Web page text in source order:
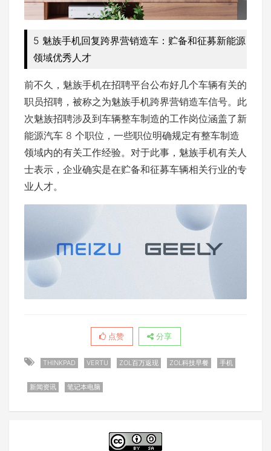
5 魅族手机回复跨界营销造车：贮备和征募新能源
领域优秀人才
前不久，魅族手机在招聘平台公布好几个车辆有关的
职员招聘，被称之为魅族手机跨界营销造车信号。此
次魅族招聘涉及到车辆整车制造的工作岗位涵盖了新
能源汽车 8 个职位，一些职位明确规定有整车制造
领域内的有关工作经验。对于此事，魅族手机有关人
士表示，企业确实是在贮备和征募车辆相关行业的专
业人才。
点赞 分享
THINKPAD VERTU ZOL百万返现 ZOL科技早餐 手机
新闻资讯 笔记本电脑